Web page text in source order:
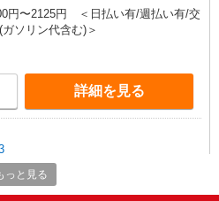
円〜2125円 ＜日払い有/週払い有/交
ソリン代含む)＞
詳細を見る
＞元気も、プライベートも諦めない
看護助手
っと見る